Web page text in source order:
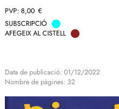
8,00 €
SUBSCRIPCIÓ
AFEGEIX AL CISTELL
Data de publicació: 01/12/2022
Nombre de pàgines: 32